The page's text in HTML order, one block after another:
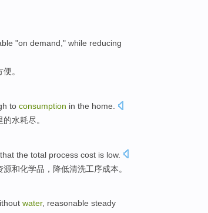
"on demand," while reducing
便。
to consumption in the home
的水耗尽。
the total process cost is low.
源和化学品 ， 降低清洗工序成本。
water, reasonable steady